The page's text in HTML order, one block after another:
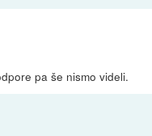
pa še nismo videli.